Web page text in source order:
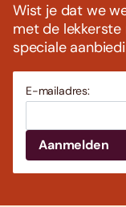
Wist je dat we
met de
speciale
E-mailadres: